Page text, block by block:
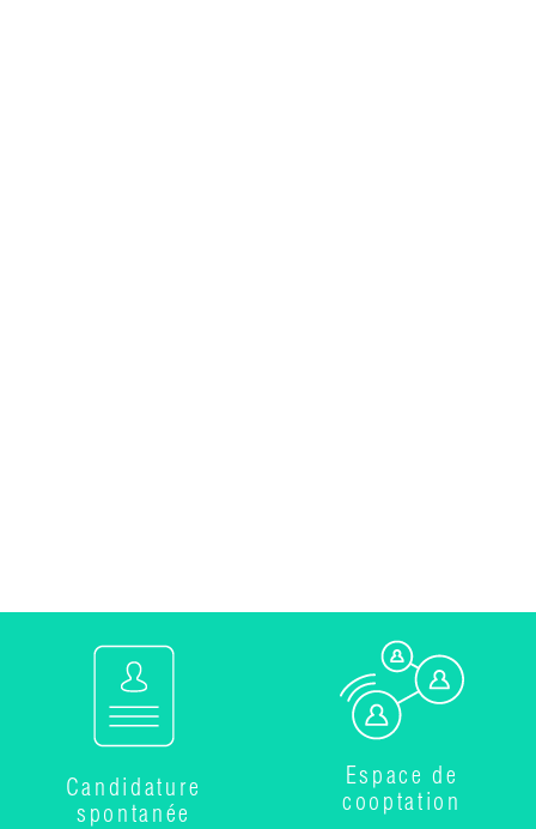
Candidature
spontanée
Espace de
cooptation